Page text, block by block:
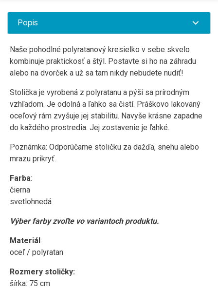
Popis
Naše pohodlné polyratanový kresielko v sebe skvelo
kombinuje praktickosť a štýl. Postavte si ho na záhradu
alebo na dvorček a už sa tam nikdy nebudete nudiť!
Stolička je vyrobená z polyratanu a pýši sa prírodným
vzhľadom. Je odolná a ľahko sa čistí. Práškovo lakovaný
oceľový rám zvyšuje jej stabilitu. Navyše krásne zapadne
do každého prostredia. Jej zostavenie je ľahké.
Poznámka: Odporúčame stoličku za dažďa, snehu alebo
mrazu prikryť.
Farba:
čierna
svetlohnedá
Výber farby zvoľte vo variantoch produktu.
Materiál:
oceľ / polyratan
Rozmery stoličky:
šírka: 75 cm